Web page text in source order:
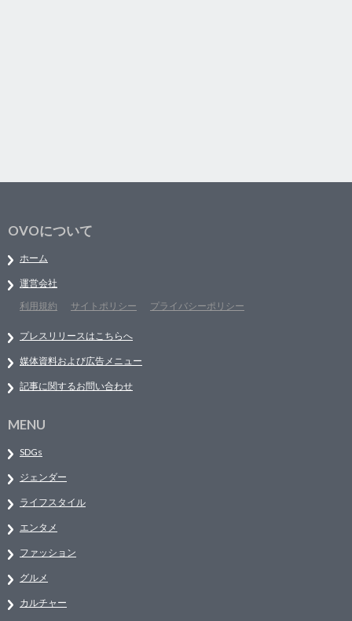
OVOについて
ホーム
運営会社
利用規約
サイトポリシー プライバシーポリシー
プレスリリースはこちらへ
媒体資料および広告メニュー
記事に関するお問い合わせ
MENU
SDGs
ジェンダー
ライフスタイル
エンタメ
ファッション
グルメ
カルチャー